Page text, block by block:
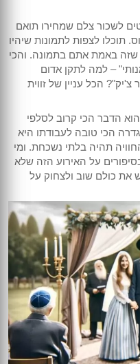
לשכור צלם שמחירו תואם
כוכבים בבלרוס. תוכלו לצפות לתמונות שיהיו
שזה באמת אתם בתמונה. והכי
– למה לתקן אדום
הכל עניין של זווית
הדבר הכי קרוב לסלפי
הכי טובה לעבודתו היא
תהיה בלתי נשכחת. ומי
על האירוע הזה שלא
את כולם שוב ולצחוק על